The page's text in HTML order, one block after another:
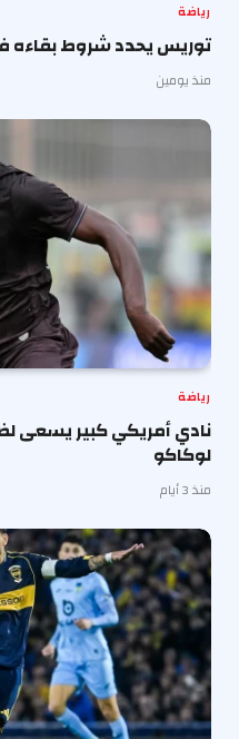
رياضة
توريس يحدد شروط بقاءه
منذ يومين
رياضة
نادي أمريكي كبير يسعى
لوكاكو
منذ 3 أيام